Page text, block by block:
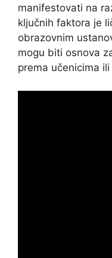
manifestovati na
ključnih faktora je
obrazovnim
mogu biti osnova
prema učenicima